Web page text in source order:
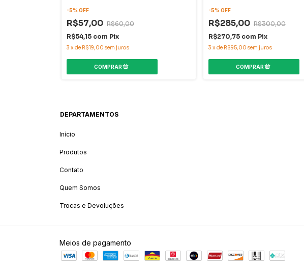
-5% OFF
R$57,00 R$60,00
R$54,15 com Pix
3 x de R$19,00 sem juros
-5% OFF
R$285,00 R$300,00
R$270,75 com Pix
3 x de R$95,00 sem juros
DEPARTAMENTOS
Início
Produtos
Contato
Quem Somos
Trocas e Devoluções
Meios de pagamento